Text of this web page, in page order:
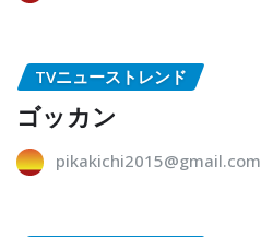
TVニューストレンド
ゴッカン
pikakichi2015@gmail.com